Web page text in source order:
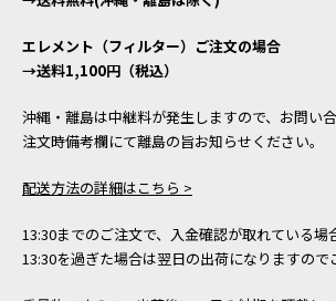
エレメント（フィルター）ご注文の場合
→送料1,100円（税込）
沖縄・離島は中継料が発生しますので、お問い合
注文時備考欄にて離島の旨お知らせください。
配送方法の詳細はこちら >
13:30までのご注文で、入金確認が取れている場
13:30を過ぎた場合は翌日の出荷になりますので